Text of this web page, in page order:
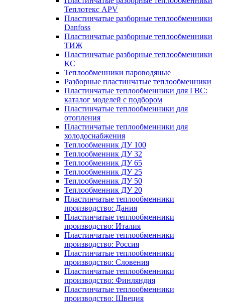
Теплотекс APV
Пластинчатые разборные теплообменники
Danfoss
Пластинчатые разборные теплообменники
ТИЖ
Пластинчатые разборные теплообменники
КC
Теплообменники пароводяные
Разборные пластинчатые теплообменники
Пластинчатые теплообменники для ГВС:
каталог моделей с подбором
Пластинчатые теплообменники для
отопления
Пластинчатые теплообменники для
холодоснабжения
Теплообменник ДУ 100
Теплообменник ДУ 32
Теплообменник ДУ 65
Теплообменник ДУ 25
Теплообменник ДУ 50
Теплообменник ДУ 20
Пластинчатые теплообменники
производство: Дания
Пластинчатые теплообменники
производство: Италия
Пластинчатые теплообменники
производство: Россия
Пластинчатые теплообменники
производство: Словения
Пластинчатые теплообменники
производство: Финляндия
Пластинчатые теплообменники
производство: Швеция